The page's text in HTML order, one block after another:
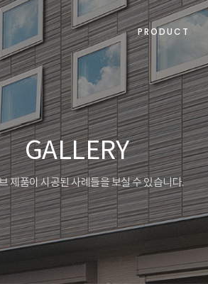
PRODUCT
GALLERY
제품이 시공된 사례들을 보실 수 있습니다.